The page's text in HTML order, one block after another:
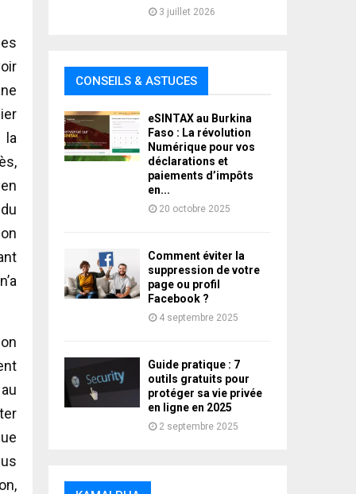
la
3 juillet 2026
CONSEILS & ASTUCES
eSINTAX au Burkina
Faso : La révolution
Numérique pour vos
déclarations et
paiements d’impôts
en...
20 octobre 2025
Comment éviter la
suppression de votre
page ou profil
Facebook ?
4 septembre 2025
Guide pratique : 7
outils gratuits pour
protéger sa vie privée
en ligne en 2025
2 septembre 2025